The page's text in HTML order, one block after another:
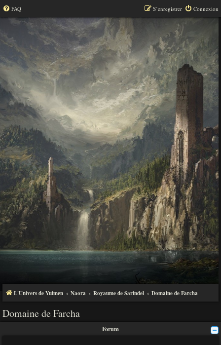
FAQ Connexion
S’enregistrer
L'Univers de Yuimen Naora Royaume de Sarindel Domaine de Farcha
Domaine de Farcha
Forum